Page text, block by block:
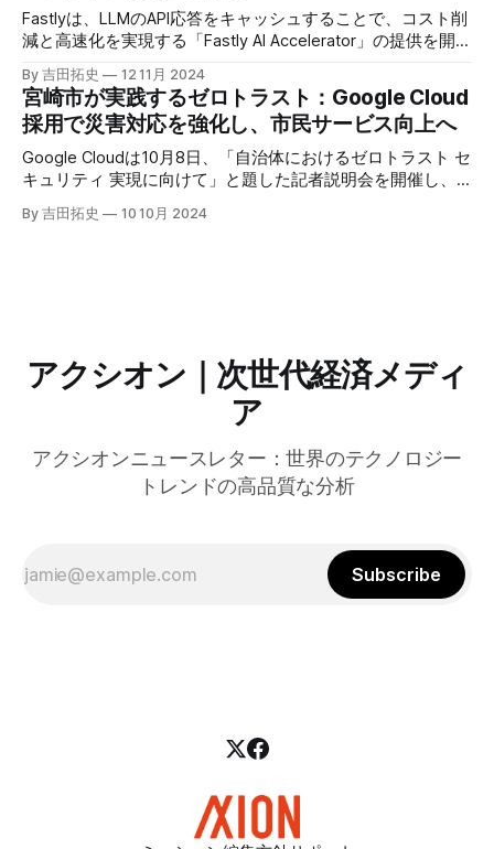
Fastlyは、LLMのAPI応答をキャッシュすることで、コスト削
減と高速化を実現する「Fastly AI Accelerator」の提供を開始
した。キップ・コンプトン最高プロダクト責任者（CPO）
は、類似した質問への応答を再利用し、効率的な処理を可能
にすると説明した。さらに、コンプトンは、エッジコンピュ
ーティングの利点を活かしたパーソナライズや、エッジにお
けるGPUの経済性、セキュリティへの取り組みなど、Fastly
のAI戦略について語った。
By 吉田拓史 12 11月 2024
宮崎市が実践するゼロトラスト：Google Cloud
採用で災害対応を強化し、市民サービス向上へ
Google Cloudは10月8日、「自治体におけるゼロトラスト セ
キュリティ 実現に向けて」と題した記者説明会を開催し、
自治体向けにゼロトラストセキュリティ導入を支援するプロ
グラムを発表した。宮崎市の事例では、Google Workspace
By 吉田拓史 10 10月 2024
アクシオン｜次世代経済メディ
ア
アクシオンニュースレター：世界のテクノロジー
トレンドの高品質な分析
Subscribe